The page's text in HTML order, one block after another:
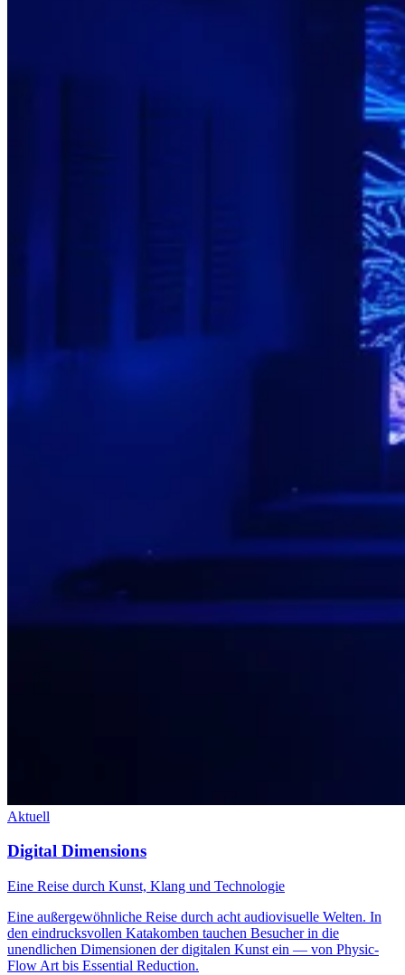
Aktuell
Digital Dimensions
Eine Reise durch Kunst, Klang und Technologie
Eine außergewöhnliche Reise durch acht audiovisuelle Welten. In
den eindrucksvollen Katakomben tauchen Besucher in die
unendlichen Dimensionen der digitalen Kunst ein — von Physic-
Flow Art bis Essential Reduction.